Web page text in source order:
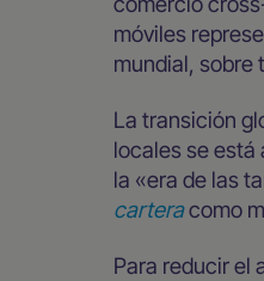
móviles
mundial, sobre
La transición
locales se está
la «era de las
carteracomo
Para reducir el